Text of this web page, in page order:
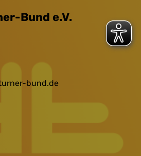
Bund e.V.
bund.de